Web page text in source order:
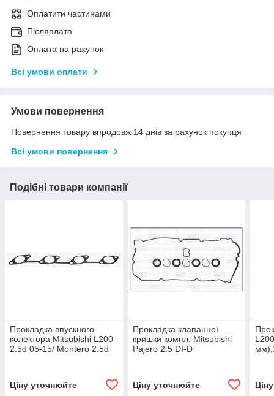
Оплатити частинами
Післяплата
Оплата на рахунок
Всі умови оплати
Умови повернення
Повернення товару впродовж 14 днів за рахунок покупця
Всі умови повернення
Подібні товари компанії
Прокладка впускного
колектора Mitsubishi L200
2.5d 05-15/ Montero 2.5d
Ціну уточнюйте
Прокладка клапанної
кришки компл. Mitsubishi
Pajero 2.5 DI-D
Ціну уточнюйте